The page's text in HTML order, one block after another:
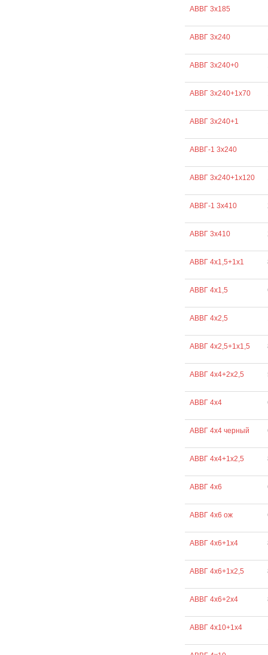
АВВГ 3х185
АВВГ 3х240
АВВГ 3х240+0
АВВГ 3х240+1х70
АВВГ 3х240+1
АВВГ-1 3х240
АВВГ 3х240+1х120
АВВГ-1 3х410
АВВГ 3х410
АВВГ 4х1,5+1х1
АВВГ 4х1,5
АВВГ 4х2,5
АВВГ 4х2,5+1х1,5
АВВГ 4х4+2х2,5
АВВГ 4х4
АВВГ 4х4 черный
АВВГ 4х4+1х2,5
АВВГ 4х6
АВВГ 4х6 ож
АВВГ 4х6+1х4
АВВГ 4х6+1х2,5
АВВГ 4х6+2х4
АВВГ 4х10+1х4